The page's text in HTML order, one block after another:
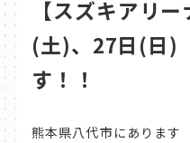
【スズキアリ
(土)、27日(日)
す！！
熊本県八代市にあります